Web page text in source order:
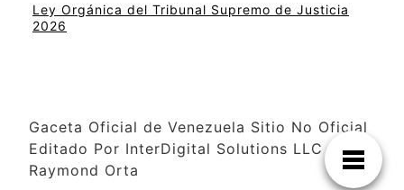
Ley Orgánica del Tribunal Supremo de Justicia
2026
Gaceta Oficial de Venezuela Sitio No Oficial
Editado Por InterDigital Solutions LLC –
Raymond Orta